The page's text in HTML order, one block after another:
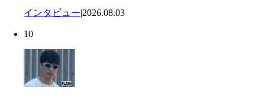
インタビュー|2026.08.03
10